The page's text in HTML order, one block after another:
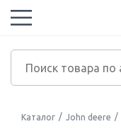
Каталог John deere